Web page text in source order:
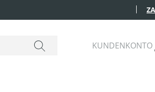
KUNDENKONTO